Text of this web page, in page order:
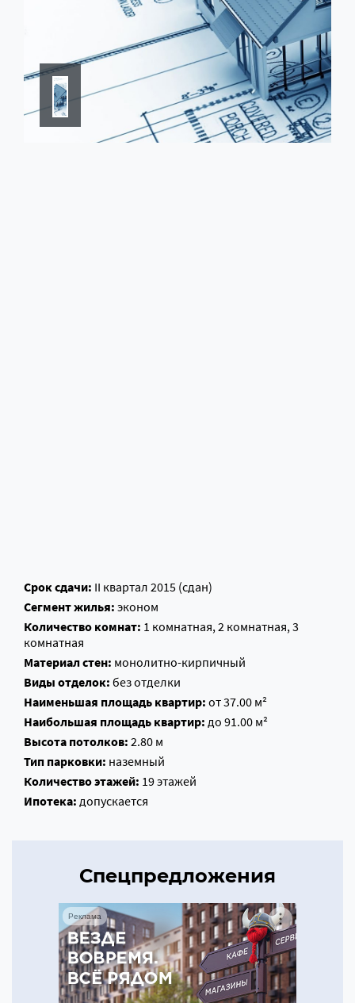
Срок сдачи: II квартал 2015 (сдан)
Сегмент жилья: эконом
Количество комнат: 1 комнатная, 2 комнатная, 3
комнатная
Материал стен: монолитно-кирпичный
Виды отделок: без отделки
Наименьшая площадь квартир: от 37.00 м²
Наибольшая площадь квартир: до 91.00 м²
Высота потолков: 2.80 м
Тип парковки: наземный
Количество этажей: 19 этажей
Ипотека: допускается
Спецпредложения
Реклама